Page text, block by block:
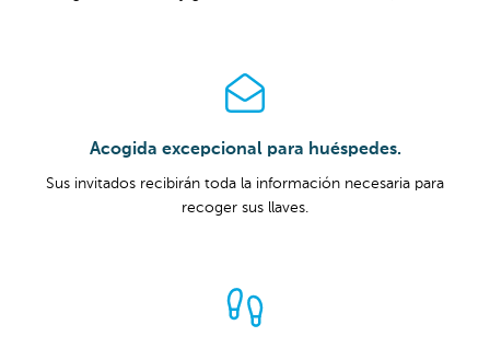
Acogida excepcional para huéspedes.
Sus invitados recibirán toda la información necesaria para
recoger sus llaves.